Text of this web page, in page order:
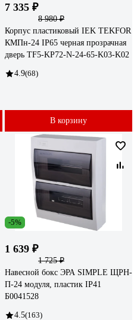
7 335 ₽
8 980 ₽
Корпус пластиковый IEK TEKFOR
КМПн-24 IP65 черная прозрачная
дверь TF5-KP72-N-24-65-K03-K02
4.9(68)
В корзину
-5%
1 639 ₽
1 725 ₽
Навесной бокс ЭРА SIMPLE ЩРН-
П-24 модуля, пластик IP41
Б0041528
4.5(163)